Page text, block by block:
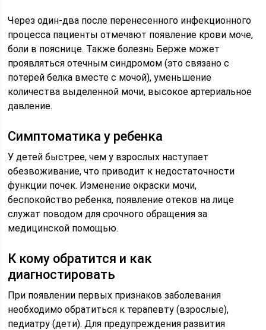
Через один-два после перенесенного инфекционного
процесса пациенты отмечают появление крови моче,
боли в пояснице. Также болезнь Берже может
проявляться отечным синдромом (это связано с
потерей белка вместе с мочой), уменьшение
количества выделенной мочи, высокое артериальное
давление.
Симптоматика у ребенка
У детей быстрее, чем у взрослых наступает
обезвоживание, что приводит к недостаточности
функции почек. Изменение окраски мочи,
беспокойство ребенка, появление отеков на лице
служат поводом для срочного обращения за
медицинской помощью.
К кому обратится и как
диагностировать
При появлении первых признаков заболевания
необходимо обратиться к терапевту (взрослые),
педиатру (дети). Для предупреждения развития